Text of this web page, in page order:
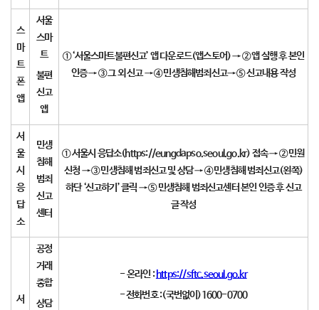
스
마
트
폰
앱
서울
스마
트
불편
신고
앱
①‘서울스마트불편신고’앱 다운로드(앱스토어)→ ②앱 실행 후 본인
인증→ ③그 외 신고→ ④민생침해범죄신고→ ⑤신고내용 작성
서
울
시
응
답
소
민생
침해
범죄
신고
센터
①서울시 응답소(https://eungdapso.seoul.go.kr)접속→ ②민원
신청→ ③민생침해 범죄신고 및 상담→④민생침해 범죄신고(왼쪽)
하단‘신고하기 ’클릭→⑤ 민생침해 범죄신고센터 본인 인증 후 신고
글 작성
서
공정
거래
종합
상담
-온라인 :https://sftc.seoul.go.kr
-전화번호:(국번없이 )1600-0700